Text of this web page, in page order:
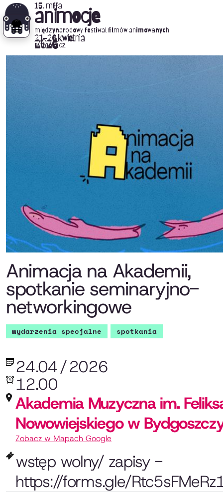
15. mffa
animocje
2026
międzynarodowy festiwal filmów animowanych
21-26 kwietnia
Bydgoszcz
Animacja na Akademii,
spotkanie seminaryjno-
networkingowe
wydarzenia specjalne spotkania
24.04/2026
12.00
Akademia Muzyczna im.
Nowowiejskiego w
Zobacz w Mapach Google
wstęp wolny/ zapisy -
https://forms.gle/